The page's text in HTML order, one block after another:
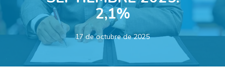
2,1%
17 de octubre de 2025